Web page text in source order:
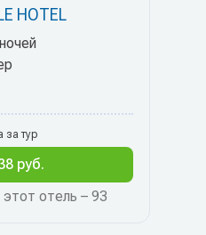
HOTEL
отель – 93
за тур
руб.